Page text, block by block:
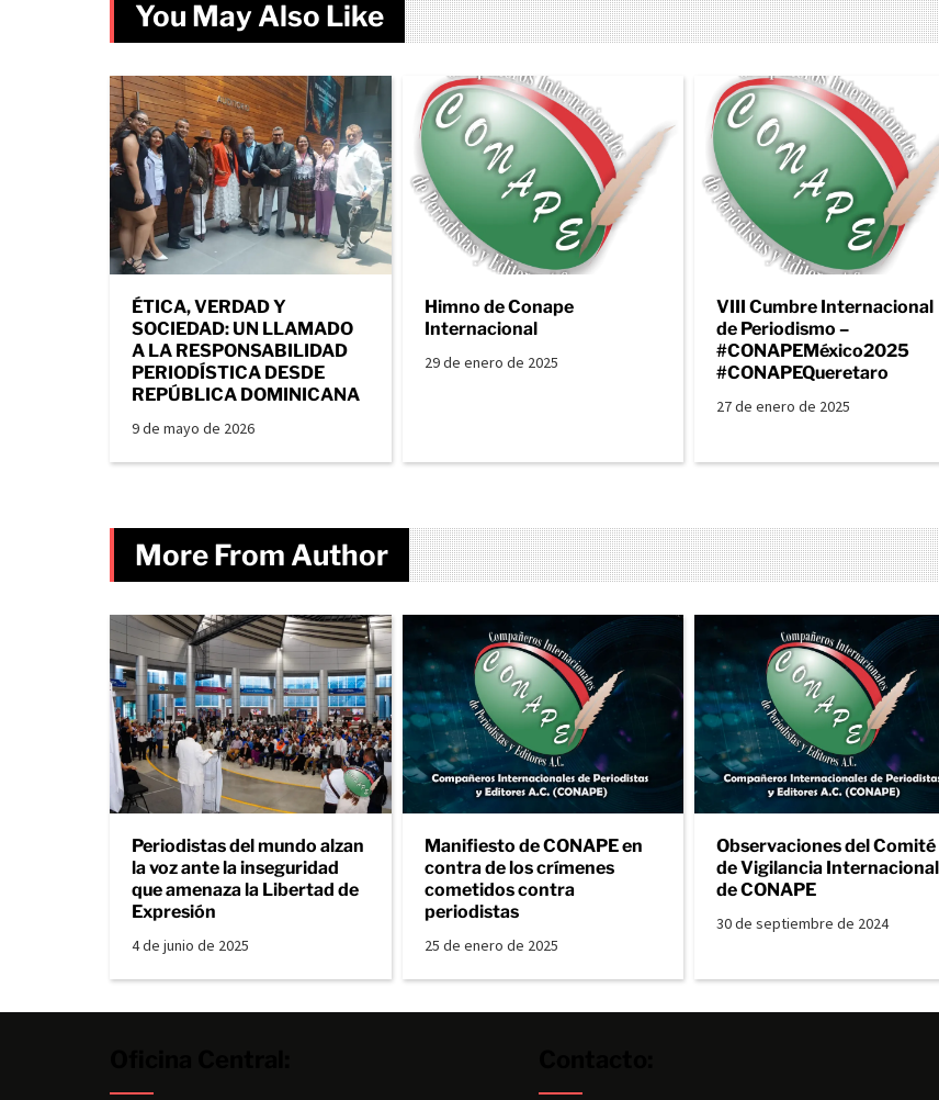
You May Also Like
ÉTICA, VERDAD Y
SOCIEDAD: UN LLAMADO
A LA RESPONSABILIDAD
PERIODÍSTICA DESDE
REPÚBLICA DOMINICANA
9 de mayo de 2026
Himno de Conape
Internacional
29 de enero de 2025
VIII Cumbre Internacional
de Periodismo –
#CONAPEMéxico2025
#CONAPEQueretaro
27 de enero de 2025
More From Author
Periodistas del mundo alzan
la voz ante la inseguridad
que amenaza la Libertad de
Expresión
4 de junio de 2025
Manifiesto de CONAPE en
contra de los crímenes
cometidos contra
periodistas
25 de enero de 2025
Observaciones del Comité
de Vigilancia Internacional
de CONAPE
30 de septiembre de 2024